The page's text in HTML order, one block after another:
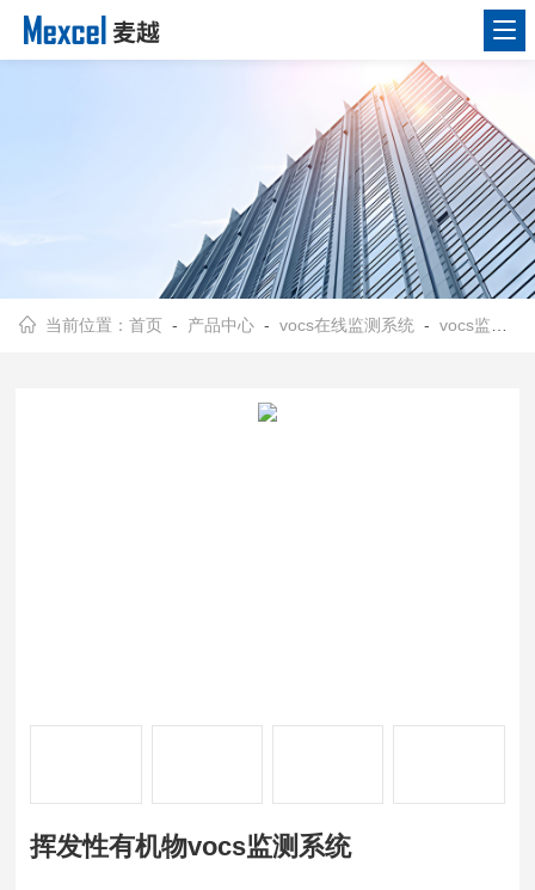
当前位置：首页 - 产品中心 -vocs在线监测系统 -vocs监测系统
挥发性有机物vocs监测系统